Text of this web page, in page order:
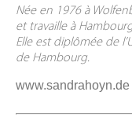
Née en 1976 à
et travaille à
Elle est diplômée de
de Hambourg.
www.sandrahoyn.de